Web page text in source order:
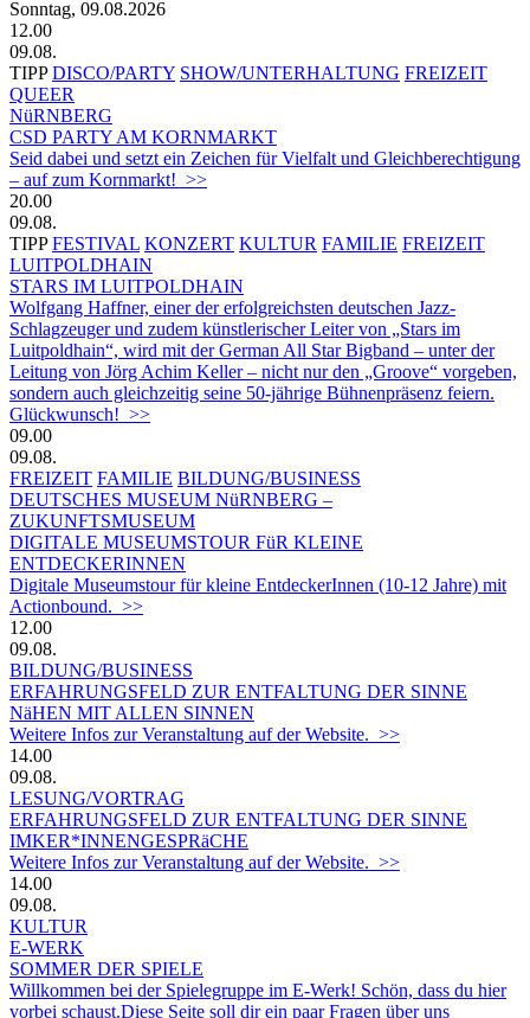
Sonntag, 09.08.2026
12.00
09.08.
TIPP DISCO/PARTY SHOW/UNTERHALTUNG FREIZEIT
QUEER
NüRNBERG
CSD PARTY AM KORNMARKT
Seid dabei und setzt ein Zeichen für Vielfalt und Gleichberechtigung
– auf zum Kornmarkt! >>
20.00
09.08.
TIPP FESTIVAL KONZERT KULTUR FAMILIE FREIZEIT
LUITPOLDHAIN
STARS IM LUITPOLDHAIN
Wolfgang Haffner, einer der erfolgreichsten deutschen Jazz-
Schlagzeuger und zudem künstlerischer Leiter von „Stars im
Luitpoldhain“, wird mit der German All Star Bigband – unter der
Leitung von Jörg Achim Keller – nicht nur den „Groove“ vorgeben,
sondern auch gleichzeitig seine 50-jährige Bühnenpräsenz feiern.
Glückwunsch! >>
09.00
09.08.
FREIZEIT FAMILIE BILDUNG/BUSINESS
DEUTSCHES MUSEUM NüRNBERG –
ZUKUNFTSMUSEUM
DIGITALE MUSEUMSTOUR FüR KLEINE
ENTDECKERINNEN
Digitale Museumstour für kleine EntdeckerInnen (10-12 Jahre) mit
Actionbound. >>
12.00
09.08.
BILDUNG/BUSINESS
ERFAHRUNGSFELD ZUR ENTFALTUNG DER SINNE
NäHEN MIT ALLEN SINNEN
Weitere Infos zur Veranstaltung auf der Website. >>
14.00
09.08.
LESUNG/VORTRAG
ERFAHRUNGSFELD ZUR ENTFALTUNG DER SINNE
IMKER*INNENGESPRäCHE
Weitere Infos zur Veranstaltung auf der Website. >>
14.00
09.08.
KULTUR
E-WERK
SOMMER DER SPIELE
Willkommen bei der Spielegruppe im E-Werk! Schön, dass du hier
vorbei schaust.Diese Seite soll dir ein paar Fragen über uns